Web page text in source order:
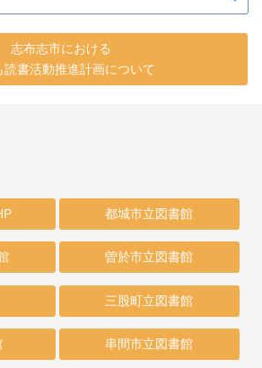
志布志市における
読書活動推進計画について
都城市立図書館
曽於市立図書館
三股町立図書館
串間市立図書館